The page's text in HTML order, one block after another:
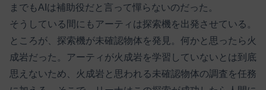
までもAIは補助役だと言って憚らないのだった。
そうしている間にもアーティは探索機を出発させている。
ところが、探索機が未確認物体を発見。何かと思ったら火
成岩だった。アーティが火成岩を学習していないとは到底
思えないため、火成岩と思われる未確認物体の調査を任務